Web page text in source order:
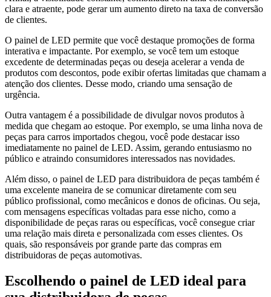
clara e atraente, pode gerar um aumento direto na taxa de conversão
de clientes.
O painel de LED permite que você destaque promoções de forma
interativa e impactante. Por exemplo, se você tem um estoque
excedente de determinadas peças ou deseja acelerar a venda de
produtos com descontos, pode exibir ofertas limitadas que chamam a
atenção dos clientes. Desse modo, criando uma sensação de
urgência.
Outra vantagem é a possibilidade de divulgar novos produtos à
medida que chegam ao estoque. Por exemplo, se uma linha nova de
peças para carros importados chegou, você pode destacar isso
imediatamente no painel de LED. Assim, gerando entusiasmo no
público e atraindo consumidores interessados nas novidades.
Além disso, o painel de LED para distribuidora de peças também é
uma excelente maneira de se comunicar diretamente com seu
público profissional, como mecânicos e donos de oficinas. Ou seja,
com mensagens específicas voltadas para esse nicho, como a
disponibilidade de peças raras ou específicas, você consegue criar
uma relação mais direta e personalizada com esses clientes. Os
quais, são responsáveis por grande parte das compras em
distribuidoras de peças automotivas.
Escolhendo o painel de LED ideal para